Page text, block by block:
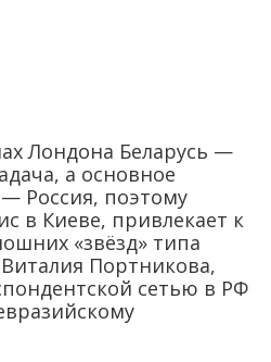
Лондона Беларусь —
а основное
Россия, поэтому
в Киеве, привлекает к
«звёзд» типа
Портникова,
сетью в РФ